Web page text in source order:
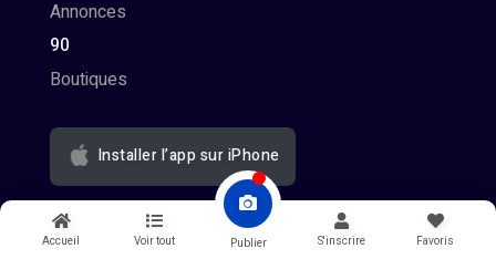
Accueil Voir tout Publier S'inscrire Favoris
Annonces
90
Boutiques
Installer l’app sur iPhone
Niossoest une plateforme de vente en ligne ( petites annonces gratuites